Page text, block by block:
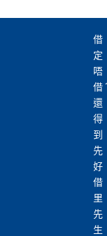
借
定
唔
借
還
得
到
先
好
借
里
先
生